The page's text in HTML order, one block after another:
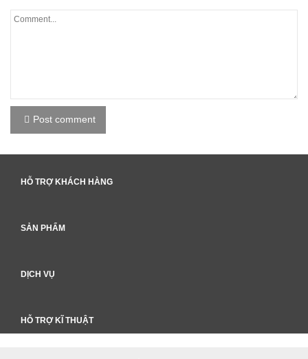
Post comment
HỖ TRỢ KHÁCH HÀNG
SẢN PHẨM
DỊCH VỤ
HỖ TRỢ KĨ THUẬT